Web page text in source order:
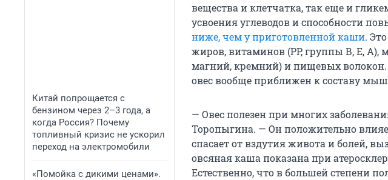
Китай попрощается с
бензином через 2–3 года, а
когда Россия? Почему
топливный кризис не ускорил
переход на электромобили
«Помойка с дикими ценами».
вещества и клетчатка, так еще и
усвоения углеводов и способности
ниже, чем у приготовленной каши.
жиров, витаминов (РР, группы В, Е, А),
магний, кремний) и пищевых
овес вообще приближен к составу
— Овес полезен при многих
Торопыгина. — Он положительно
спасает от вздутия живота и болей,
овсяная каша показана при
Естественно, что в большей степени